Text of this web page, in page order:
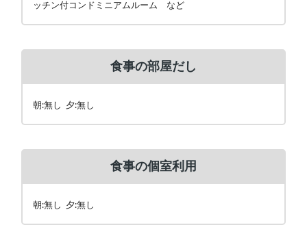
ッチン付コンドミニアムルーム など
食事の部屋だし
朝:無し 夕:無し
食事の個室利用
朝:無し 夕:無し